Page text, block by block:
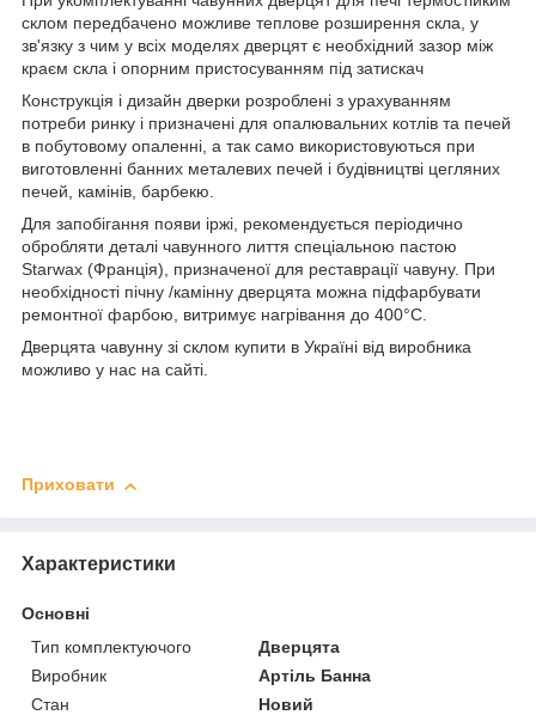
склом передбачено можливе теплове розширення скла, у
зв'язку з чим у всіх моделях дверцят є необхідний зазор між
краєм скла і опорним пристосуванням під затискач
Конструкція і дизайн дверки розроблені з урахуванням
потреби ринку і призначені для опалювальних котлів та печей
в побутовому опаленні, а так само використовуються при
виготовленні банних металевих печей і будівництві цегляних
печей, камінів, барбекю.
Для запобігання появи іржі, рекомендується періодично
обробляти деталі чавунного лиття спеціальною пастою
Starwax (Франція), призначеної для реставрації чавуну. При
необхідності пічну /камінну дверцята можна підфарбувати
ремонтної фарбою, витримує нагрівання до 400°С.
Дверцята чавунну зі склом купити в Україні від виробника
можливо у нас на сайті.
Приховати
Характеристики
Основні
Тип комплектуючого
Дверцята
Виробник
Артіль Банна
Стан
Новий